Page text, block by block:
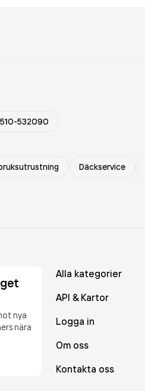
532090
Däckservice
nya
nära
Alla kategorier
API & Kartor
Logga in
Om oss
Kontakta oss